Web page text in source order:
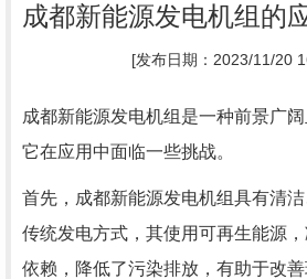
成都新能源发电机组的
[发布日期：2023/11/20
成都新能源发电机组是一种前景广
它在应用中面临一些挑战。
首先，成都新能源发电机组具有清
传统发电方式，其使用可再生能源
依赖，降低了污染排放，有助于改